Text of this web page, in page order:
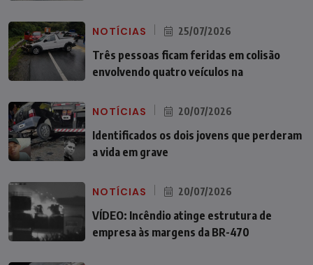
NOTÍCIAS 25/07/2026
Três pessoas ficam feridas em colisão
envolvendo quatro veículos na
NOTÍCIAS 20/07/2026
Identificados os dois jovens que perderam
a vida em grave
NOTÍCIAS 20/07/2026
VÍDEO: Incêndio atinge estrutura de
empresa às margens da BR-470